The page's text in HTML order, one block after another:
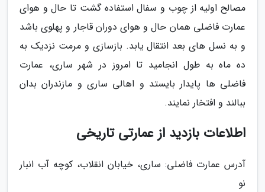
مصالح اولیه از چوب و سفال استفاده گشت تا حال و هوای
عمارت فاضلی همان حال و هوای دوران قاجار و پهلوی باشد
و به نسل های بعد انتقال یابد. بازسازی و مرمت نزدیک به
ده ماه به طول انجامید تا امروز در شهر ساری، عمارت
فاضلی ها پایدار بایستد و اهالی ساری و مازندران بدان
ببالند و افتخار نمایند.
اطلاعات بازدید از عمارتی تاریخی
آدرس عمارت فاضلی: ساری، خیابان انقلاب، کوچه آب انبار
نو